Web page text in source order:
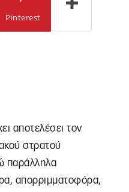
Pinterest
αποτελέσει τον
στρατού
παράλληλα
απορριμματοφόρα,